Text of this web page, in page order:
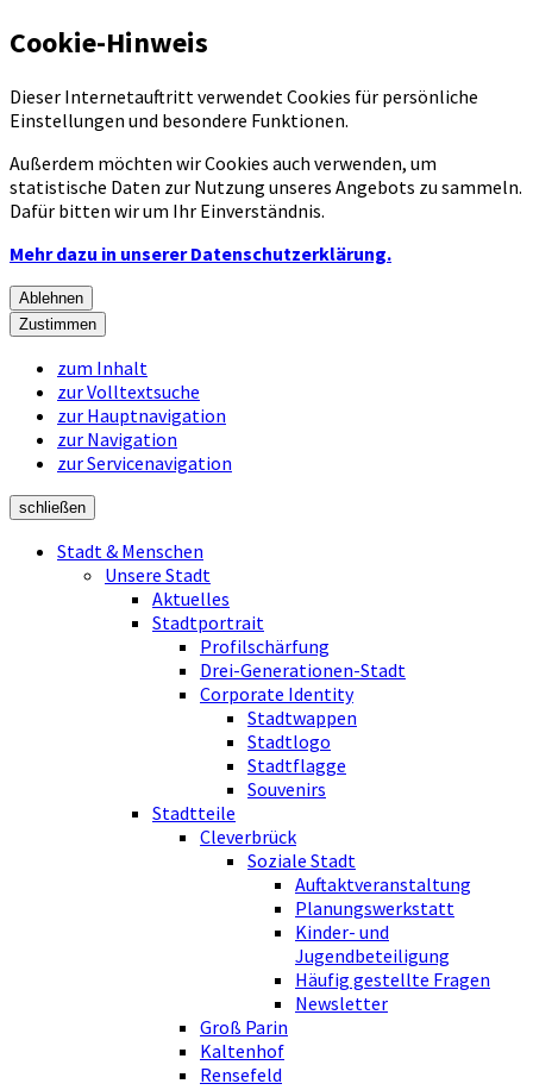
Cookie-Hinweis
Dieser Internetauftritt verwendet Cookies für persönliche
Einstellungen und besondere Funktionen.
Außerdem möchten wir Cookies auch verwenden, um
statistische Daten zur Nutzung unseres Angebots zu sammeln.
Dafür bitten wir um Ihr Einverständnis.
Mehr dazu in unserer Datenschutzerklärung.
Ablehnen
Zustimmen
zum Inhalt
zur Volltextsuche
zur Hauptnavigation
zur Navigation
zur Servicenavigation
schließen
Stadt & Menschen
Unsere Stadt
Aktuelles
Stadtportrait
Profilschärfung
Drei-Generationen-Stadt
Corporate Identity
Stadtwappen
Stadtlogo
Stadtflagge
Souvenirs
Stadtteile
Cleverbrück
Soziale Stadt
Auftaktveranstaltung
Planungswerkstatt
Kinder- und
Jugendbeteiligung
Häufig gestellte Fragen
Newsletter
Groß Parin
Kaltenhof
Rensefeld